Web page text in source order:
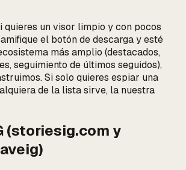
quieres un visor limpio y con pocos
el botón de descarga y esté
más amplio (destacados,
seguimiento de últimos seguidos),
Si solo quieres espiar una
de la lista sirve, la nuestra
(storiesig.com y